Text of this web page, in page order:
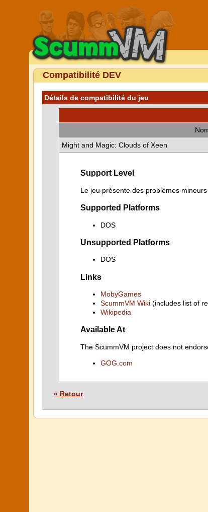
Compatibilité DEV
Détails de compatibilité du jeu
Might and Magic: Clouds of Xeen
Support Level
Le jeu présente des problèmes
Supported Platforms
DOS
Unsupported Platforms
DOS
Links
MobyGames
ScummVM Wiki (includes list of
Wikipedia
Available At
The ScummVM project does not
GOG.com
« Retour